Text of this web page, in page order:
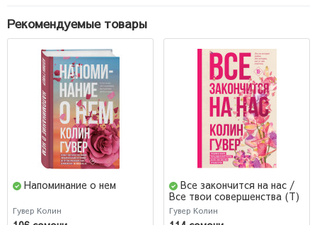
Рекомендуемые товары
Напоминание о нем
Гувер Колин
Все закончится на нас /
Все твои совершенства (Т)
Гувер Колин